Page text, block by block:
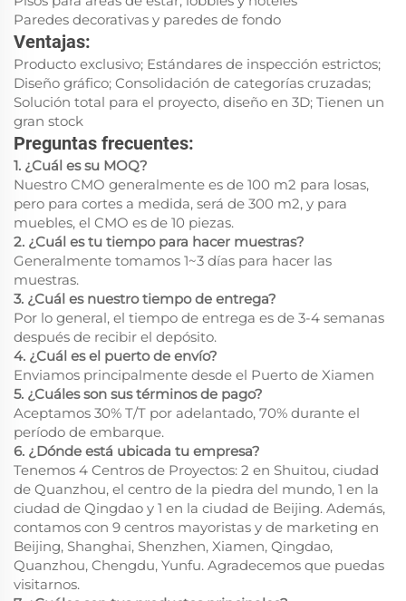
Paredes decorativas y paredes de fondo
Ventajas:
Producto exclusivo; Estándares de inspección estrictos;
Diseño gráfico; Consolidación de categorías cruzadas;
Solución total para el proyecto, diseño en 3D; Tienen un
gran stock
Preguntas frecuentes:
1. ¿Cuál es su MOQ?
Nuestro CMO generalmente es de 100 m2 para losas,
pero para cortes a medida, será de 300 m2, y para
muebles, el CMO es de 10 piezas.
2. ¿Cuál es tu tiempo para hacer muestras?
Generalmente tomamos 1~3 días para hacer las
muestras.
3. ¿Cuál es nuestro tiempo de entrega?
Por lo general, el tiempo de entrega es de 3-4 semanas
después de recibir el depósito.
4. ¿Cuál es el puerto de envío?
Enviamos principalmente desde el Puerto de Xiamen
5. ¿Cuáles son sus términos de pago?
Aceptamos 30% T/T por adelantado, 70% durante el
período de embarque.
6. ¿Dónde está ubicada tu empresa?
Tenemos 4 Centros de Proyectos: 2 en Shuitou, ciudad
de Quanzhou, el centro de la piedra del mundo, 1 en la
ciudad de Qingdao y 1 en la ciudad de Beijing. Además,
contamos con 9 centros mayoristas y de marketing en
Beijing, Shanghai, Shenzhen, Xiamen, Qingdao,
Quanzhou, Chengdu, Yunfu. Agradecemos que puedas
visitarnos.